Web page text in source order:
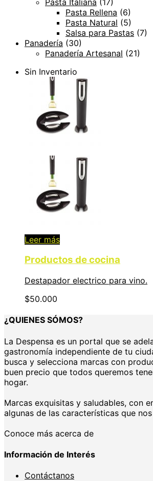
Pasta Rellena (6)
Pasta Natural (5)
Salsa para Pastas (7)
Panadería (30)
Panadería Artesanal (21)
Sin Inventario
Leer más
Productos de cocina
Destapador electrico para vino.
$50.000
¿QUIENES SÓMOS?
La Despensa es un portal que se
gastronomía independiente de tu
busca y selecciona marcas con
buen precio que todos queremos
hogar.
Marcas exquisitas y saludables, con
algunas de las características que
Conoce más acerca de
Información de Interés
Contáctanos